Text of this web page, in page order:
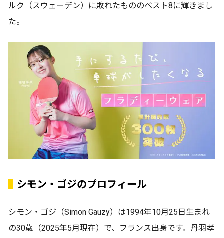
ルク（スウェーデン）に敗れたもののベスト8に輝きまし
た。
シモン・ゴジのプロフィール
シモン・ゴジ（Simon Gauzy）は1994年10月25日生まれ
の30歳（2025年5月現在）で、フランス出身です。丹羽孝